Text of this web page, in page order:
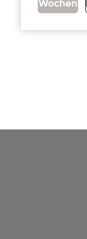
Wochen